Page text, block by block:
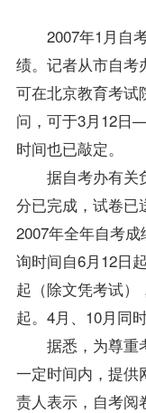
2007年1月自考
绩。记者从市自考
可在北京教育考试
问，可于3月12日
时间也已敲定。
据自考办有关
分已完成，试卷已
2007年全年自考成
询时间自6月12日
起（除文凭考试）
起。4月、10月同
据悉，为尊重
一定时间内，提供
责人表示，自考阅